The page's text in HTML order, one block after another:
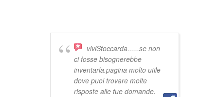
viviStoccarda......se non
ci fosse bisognerebbe
inventarla.pagina molto utile
dove puoi trovare molte
risposte alle tue domande.